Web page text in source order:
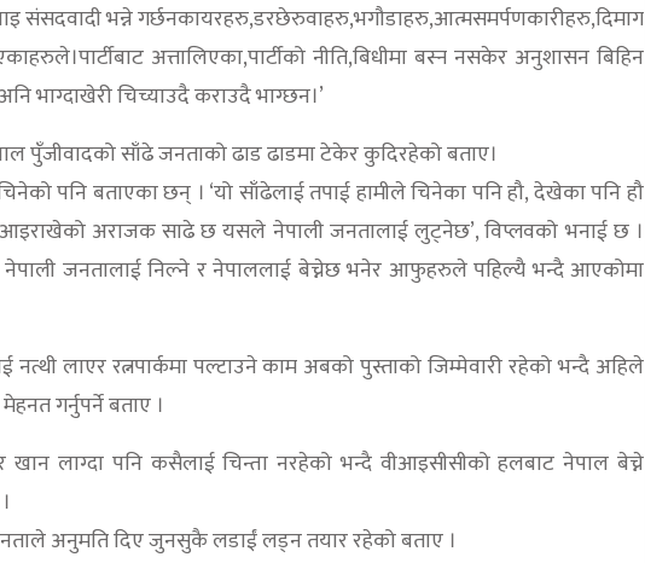
संसदवादी भन्ने गर्छनकायरहरु,डरछेरुवाहरु,भगौडाहरु,आत्मसमर्पणकारीहरु,दिमाग
अत्तालिएका,पार्टीको नीति,बिधीमा बस्न नसकेर अनुशासन बिहिन
भाग्दाखेरी चिच्याउदै कराउदै भाग्छन।’
पुँजीवादको साँढे जनताको ढाड ढाडमा टेकेर कुदिरहेको बताए।
पनि बताएका छन् । ‘यो साँढेलाई तपाई हामीले चिनेका पनि हौ, देखेका पनि हौ
आइराखेको अराजक साढे छ यसले नेपाली जनतालाई लुट्नेछ’, विप्लवको भनाई छ ।
जनतालाई निल्ने र नेपाललाई बेच्नेछ भनेर आफुहरुले पहिल्यै भन्दै आएकोमा
लाएर रत्नपार्कमा पल्टाउने काम अबको पुस्ताको जिम्मेवारी रहेको भन्दै अहिले
गर्नुपर्ने बताए ।
लाग्दा पनि कसैलाई चिन्ता नरहेको भन्दै वीआइसीसीको हलबाट नेपाल बेच्ने
अनुमति दिए जुनसुकै लडाईं लड्न तयार रहेको बताए ।